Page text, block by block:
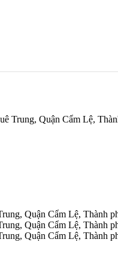
Trung, Quận Cẩm Lệ,